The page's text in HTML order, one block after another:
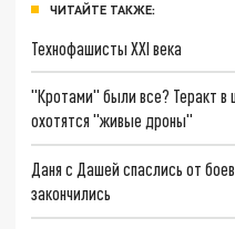
ЧИТАЙТЕ ТАКЖЕ:
Технофашисты XXI века
"Кротами" были все? Теракт в
охотятся "живые дроны"
Даня с Дашей спаслись от
закончились